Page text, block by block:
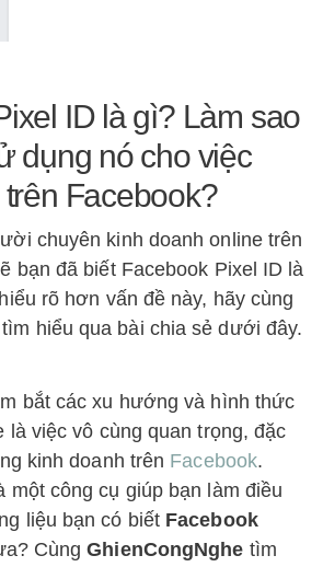
ID là gì? Làm sao
dụng nó cho việc
Facebook?
chuyên kinh doanh online trên
bạn đã biết Facebook Pixel ID là
rõ hơn vấn đề này, hãy cùng
hiểu qua bài chia sẻ dưới đây.
bắt các xu hướng và hình thức
là việc vô cùng quan trọng, đặc
kinh doanh trên Facebook.
một công cụ giúp bạn làm điều
liệu bạn có biết Facebook
CùngGhienCongNghe tìm